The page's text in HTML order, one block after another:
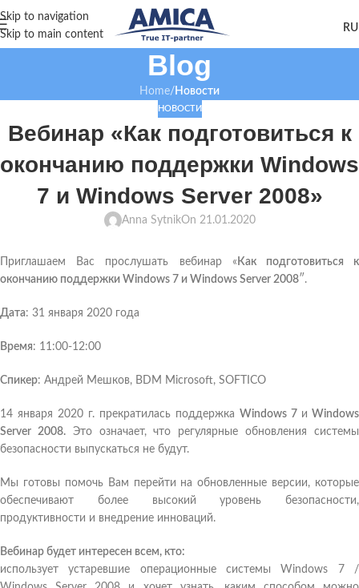
Skip to navigation
Skip to main content
Blog
Home/ Новости
НОВОСТИ
Вебинар «Как подготовиться к
окончанию поддержки Windows
7 и Windows Server 2008»
Anna SytnikOn 21.01.2020
Приглашаем Вас прослушать вебинар « Как подготовиться к
окончанию поддержки Windows 7 и Windows Server 2008″.
Дата: 31 января 2020 года
Время: 11:00-12:00
Спикер: Андрей Мешков, BDM Microsoft, SOFTICO
14 января 2020 г. прекратилась поддержка Windows 7 и Windows
Server 2008.Это означает, что регулярные обновления системы
безопасности выпускаться не будут.
Мы готовы помочь Вам перейти на обновленные версии, которые
обеспечивают более высокий уровень безопасности,
продуктивности и внедрение инноваций.
Вебинар будет интересен всем, кто:
использует устаревшие операционные системы Windows 7 /